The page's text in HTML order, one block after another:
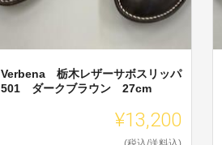
Verbena 栃木レザーサボスリッパ
501 ダークブラウン 27cm
¥13,200